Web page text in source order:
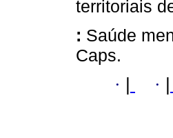
territoriais
: Saúde
Caps.
· ·